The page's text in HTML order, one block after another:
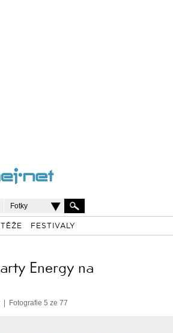
Fotky
FESTIVALY
Energy na
| Fotografie 5 ze 77